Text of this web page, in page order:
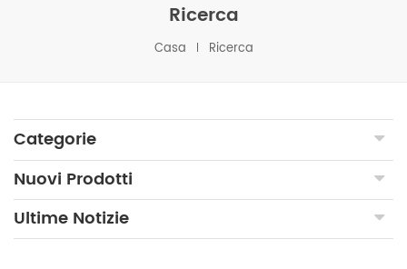
Ricerca
Casa Ricerca
Categorie
Nuovi Prodotti
Ultime Notizie